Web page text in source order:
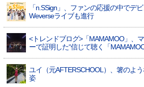
「n.SSign」、ファンの応援の中でデ
Weverseライブも進行
<トレンドブログ>「MAMAMOO」、
ーで証明した“信じて聴く「
ユイ（元AFTERSCHOOL）、箸のよ
姿